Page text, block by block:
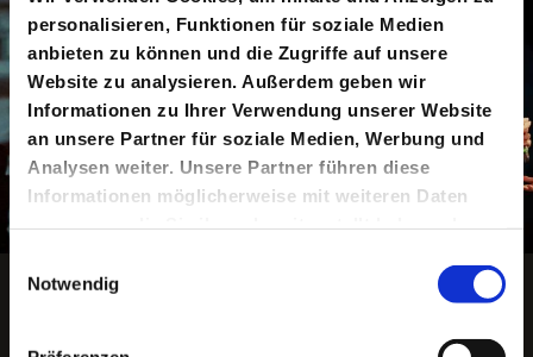
personalisieren, Funktionen für soziale Medien
anbieten zu können und die Zugriffe auf unsere
Website zu analysieren. Außerdem geben wir
Informationen zu Ihrer Verwendung unserer Website
an unsere Partner für soziale Medien, Werbung und
Analysen weiter. Unsere Partner führen diese
Informationen möglicherweise mit weiteren Daten
gesammelt haben.
Notwendig
Copyright ©: Katrin Ribbe Animation anhalten